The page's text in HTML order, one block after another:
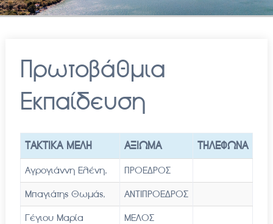
Πρωτοβάθμια
Εκπαίδευση
ΤΑΚΤΙΚΑ ΜΕΛΗ ΑΞΙΩΜΑ ΤΗΛΕΦΩΝΑ
Αγρογιάννη Ελένη, ΠΡΟΕΔΡΟΣ
Μπαγιάτης Θωμάς, ΑΝΤΙΠΡΟΕΔΡΟΣ
Γέγιου Μαρία ΜΕΛΟΣ